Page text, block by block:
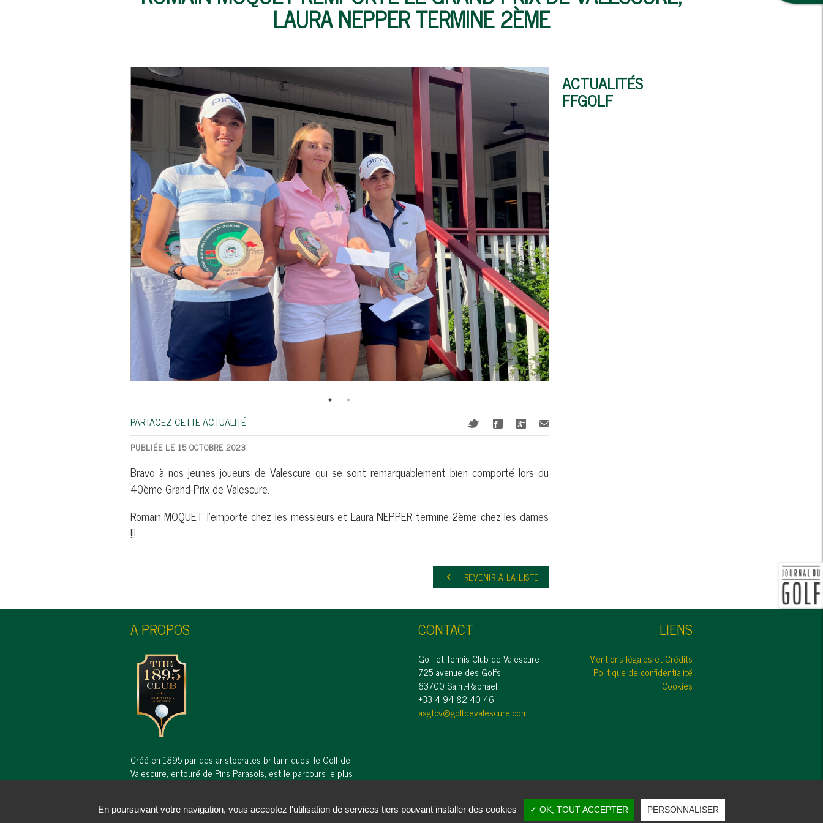
LAURA NEPPER TERMINE 2ÈME
PARTAGEZ CETTE ACTUALITÉ
PUBLIÉE LE 15 OCTOBRE 2023
Bravo à nos jeunes joueurs de Valescure qui se sont remarquablement bien comporté lors du
40ème Grand-Prix de Valescure.
Romain MOQUET l'emporte chez les messieurs et Laura NEPPER termine 2ème chez les dames
!!!
keyboard_arrow_left REVENIR À LA LISTE
ACTUALITÉS
FFGOLF
A PROPOS
Créé en 1895 par des aristocrates britanniques, le Golf de
Valescure, entouré de Pins Parasols, est le parcours le plus
CONTACT
Golf et Tennis Club de Valescure
725 avenue des Golfs
83700 Saint-Raphaël
+33 4 94 82 40 46
asgtcv@golfdevalescure.com
LIENS
Mentions légales et Crédits
Politique de confidentialité
Cookies
En poursuivant votre navigation, vous acceptez l'utilisation de services tiers pouvant installer des cookies ✓ OK, TOUT ACCEPTER PERSONNALISER